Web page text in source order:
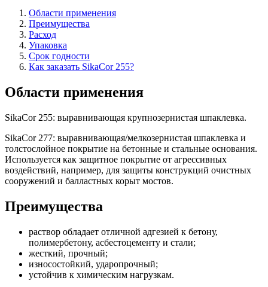
Области применения
Преимущества
Расход
Упаковка
Срок годности
Как заказать SikaCor 255?
Области применения
SikaCor 255: выравнивающая крупнозернистая шпаклевка.
SikaCor 277: выравнивающая/мелкозернистая шпаклевка и
толстослойное покрытие на бетонные и стальные основания.
Используется как защитное покрытие от агрессивных
воздействий, например, для защиты конструкций очистных
сооружений и балластных корыт мостов.
Преимущества
раствор обладает отличной адгезией к бетону,
полимербетону, асбестоцементу и стали;
жесткий, прочный;
износостойкий, ударопрочный;
устойчив к химическим нагрузкам.